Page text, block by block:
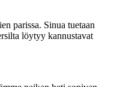
parissa. Sinua tuetaan
löytyy kannustavat